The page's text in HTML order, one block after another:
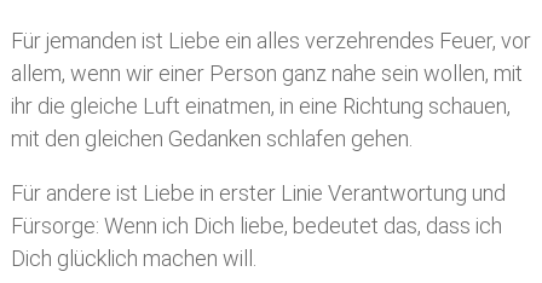
Für jemanden ist Liebe ein alles verzehrendes Feuer, vor
allem, wenn wir einer Person ganz nahe sein wollen, mit
ihr die gleiche Luft einatmen, in eine Richtung schauen,
mit den gleichen Gedanken schlafen gehen.
Für andere ist Liebe in erster Linie Verantwortung und
Fürsorge: Wenn ich Dich liebe, bedeutet das, dass ich
Dich glücklich machen will.